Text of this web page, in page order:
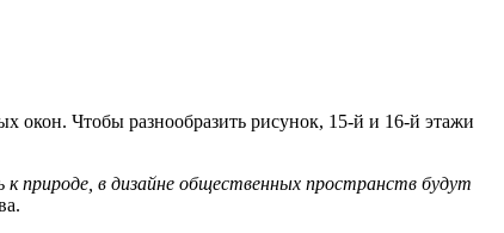
окон. Чтобы разнообразить рисунок, 15-й и 16-й этажи
природе, в дизайне общественных пространств будут